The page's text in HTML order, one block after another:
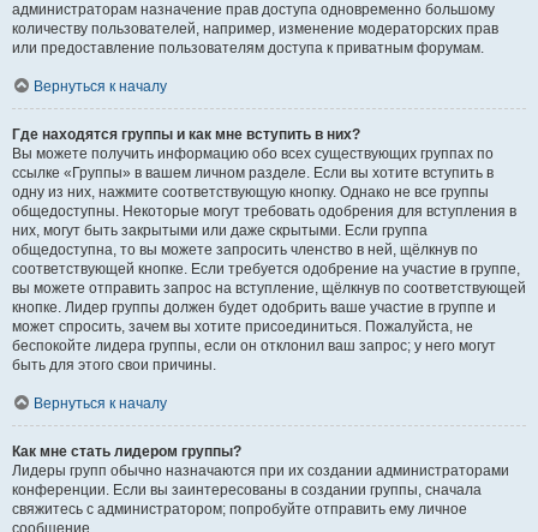
администраторам назначение прав доступа одновременно большому
количеству пользователей, например, изменение модераторских прав
или предоставление пользователям доступа к приватным форумам.
Вернуться к началу
Где находятся группы и как мне вступить в них?
Вы можете получить информацию обо всех существующих группах по
ссылке «Группы» в вашем личном разделе. Если вы хотите вступить в
одну из них, нажмите соответствующую кнопку. Однако не все группы
общедоступны. Некоторые могут требовать одобрения для вступления в
них, могут быть закрытыми или даже скрытыми. Если группа
общедоступна, то вы можете запросить членство в ней, щёлкнув по
соответствующей кнопке. Если требуется одобрение на участие в группе,
вы можете отправить запрос на вступление, щёлкнув по соответствующей
кнопке. Лидер группы должен будет одобрить ваше участие в группе и
может спросить, зачем вы хотите присоединиться. Пожалуйста, не
беспокойте лидера группы, если он отклонил ваш запрос; у него могут
быть для этого свои причины.
Вернуться к началу
Как мне стать лидером группы?
Лидеры групп обычно назначаются при их создании администраторами
конференции. Если вы заинтересованы в создании группы, сначала
свяжитесь с администратором; попробуйте отправить ему личное
сообщение.